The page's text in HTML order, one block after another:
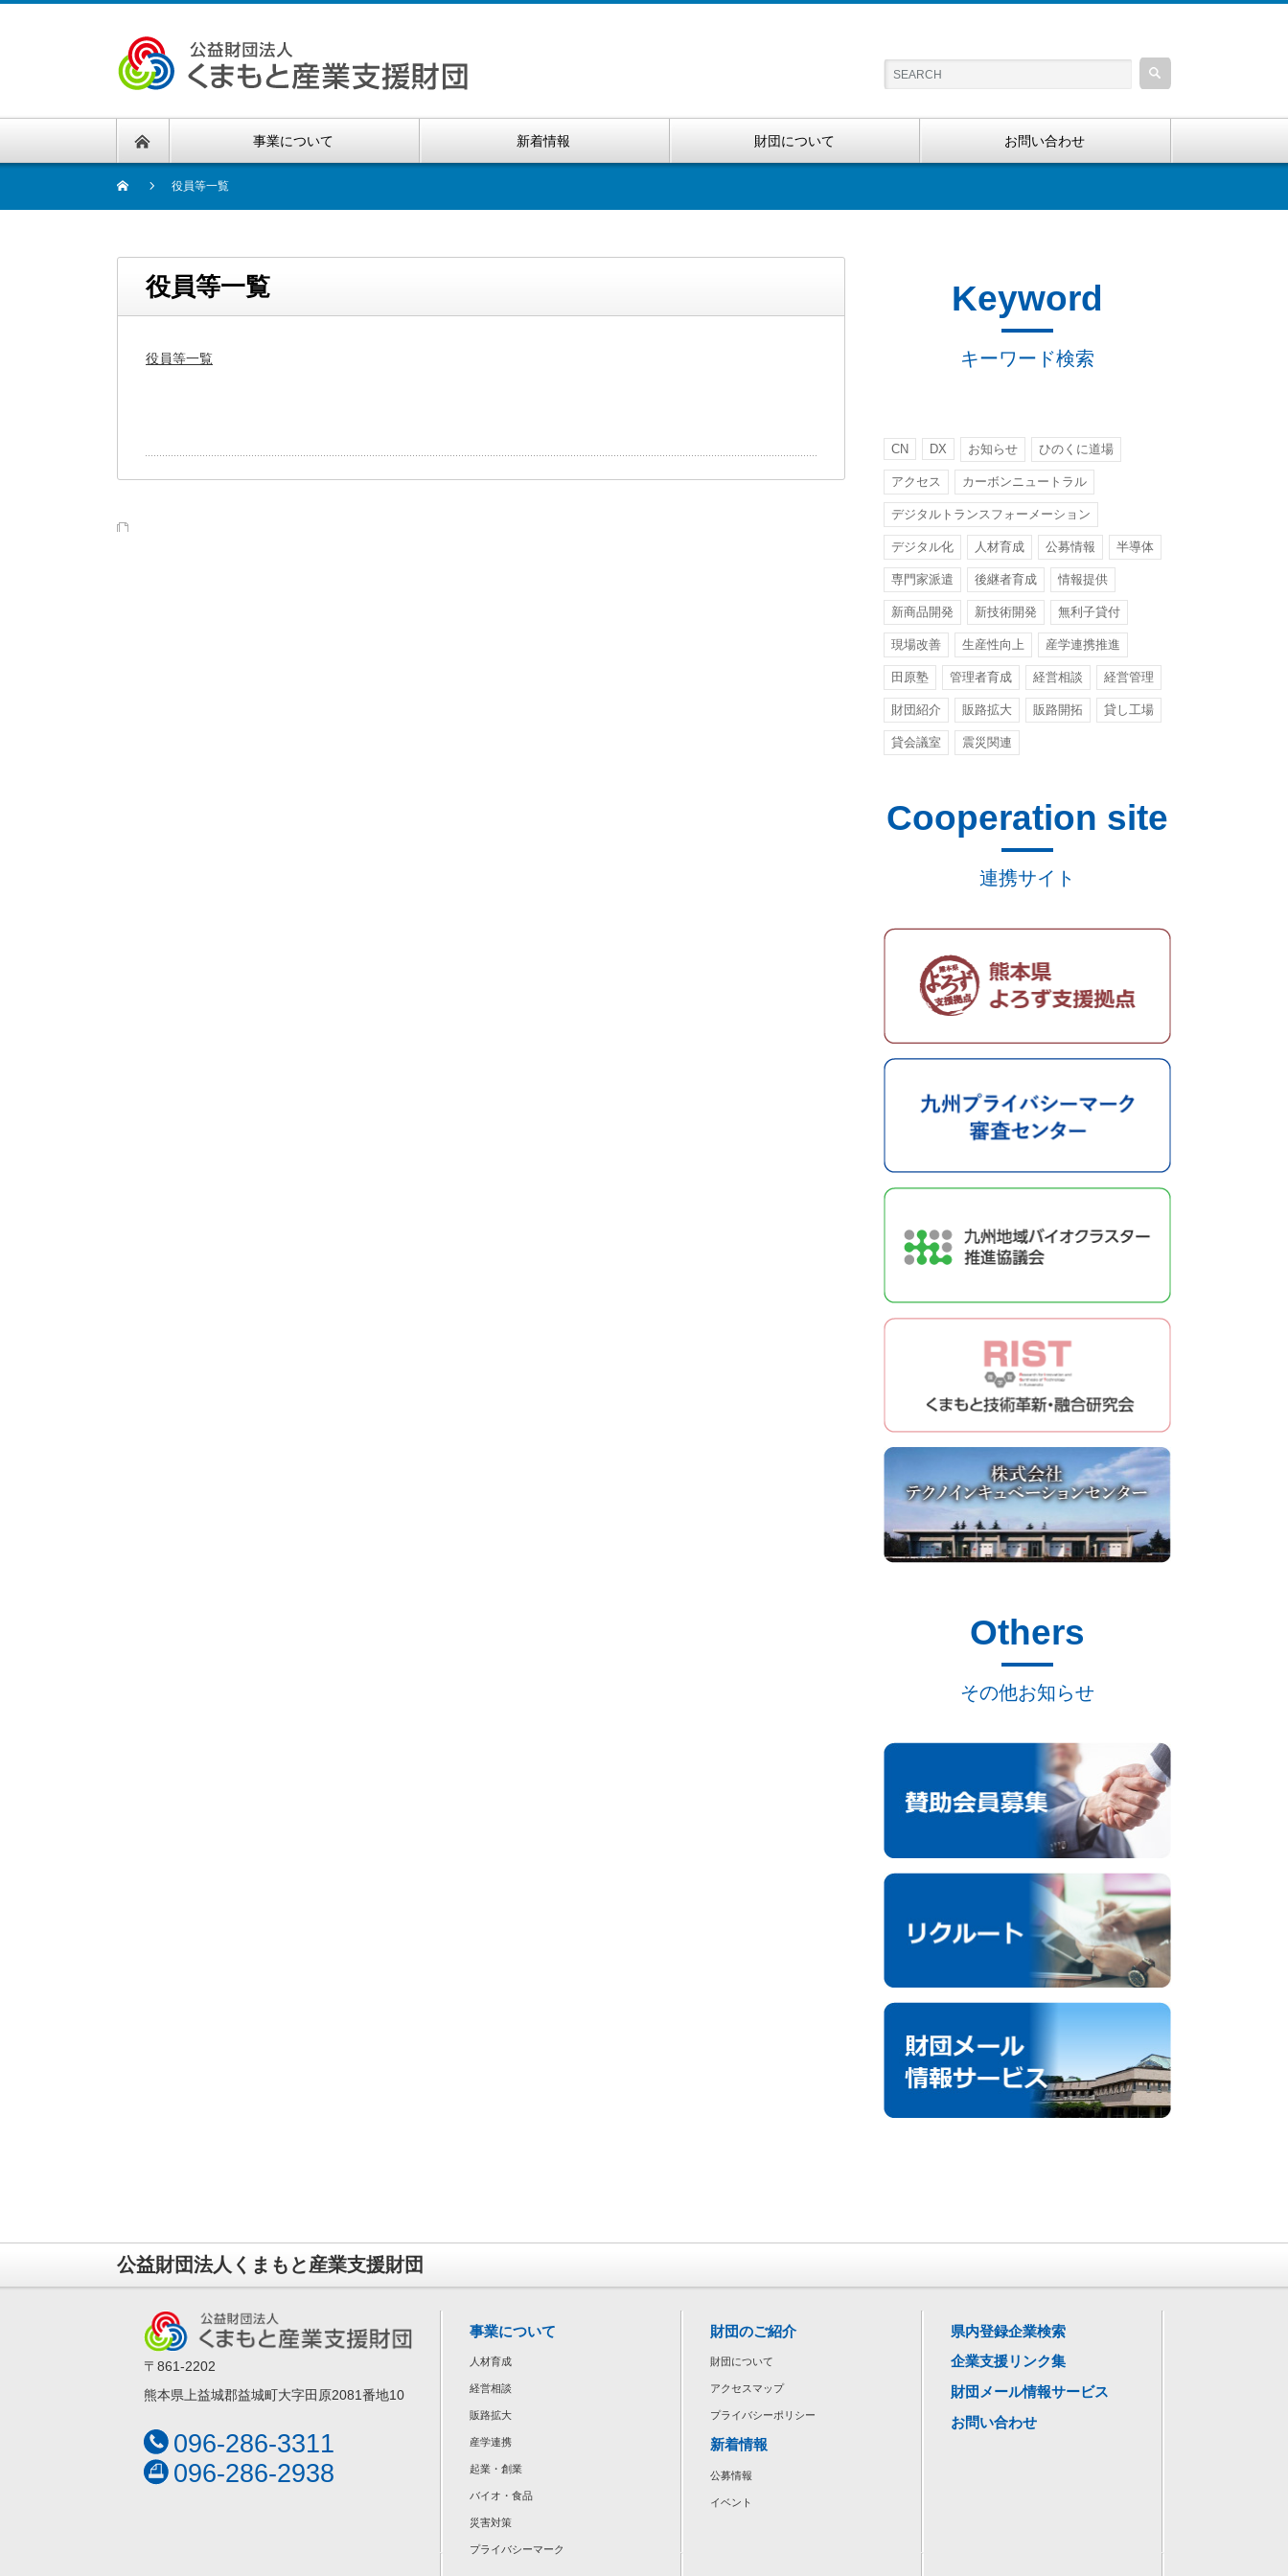
事業について 新着情報 財団について お問い合わせ
役員等一覧
役員等一覧
役員等一覧
Keyword
キーワード検索
CN DX お知らせ ひのくに道場
アクセス カーボンニュートラル
デジタルトランスフォーメーション
デジタル化 人材育成 公募情報 半導体
専門家派遣 後継者育成 情報提供
新商品開発 新技術開発 無利子貸付
現場改善 生産性向上 産学連携推進
田原塾 管理者育成 経営相談 経営管理
財団紹介 販路拡大 販路開拓 貸し工場
貸会議室 震災関連
Cooperation site
連携サイト
Others
その他お知らせ
公益財団法人くまもと産業支援財団
〒861-2202
熊本県上益城郡益城町大字田原2081番地10
096-286-3311
096-286-2938
事業について
人材育成
経営相談
販路拡大
産学連携
起業・創業
バイオ・食品
災害対策
プライバシーマーク
財団のご紹介
財団について
アクセスマップ
プライバシーポリシー
新着情報
公募情報
イベント
県内登録企業検索
企業支援リンク集
財団メール情報サービス
お問い合わせ